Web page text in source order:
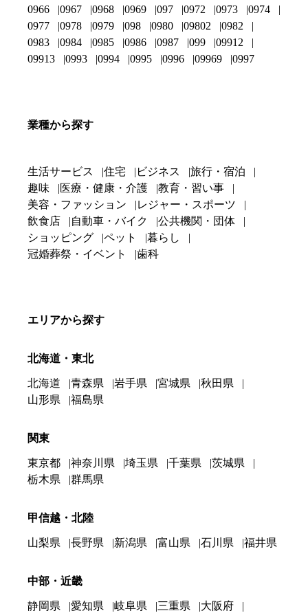
0966
0967 0968 0969 097 0972 0973
0974
0977
0978 0979 098 0980 09802
0982
0983
0984 0985 0986 0987 099
09912
09913
0993 0994 0995 0996 09969 0997
業種から探す
生活サービス 住宅 ビジネス
旅行・宿泊
趣味
医療・健康・介護
教育・習い事
美容・ファッション
レジャー・スポーツ
飲食店
自動車・バイク
公共機関・団体
ショッピング
ペット
暮らし
冠婚葬祭・イベント
歯科
エリアから探す
北海道・東北
北海道 青森県 岩手県 宮城県
秋田県
山形県
福島県
関東
東京都 神奈川県 埼玉県 千葉県
茨城県
栃木県
群馬県
甲信越・北陸
山梨県 長野県 新潟県 富山県 石川県 福井県
中部・近畿
静岡県 愛知県 岐阜県 三重県
大阪府